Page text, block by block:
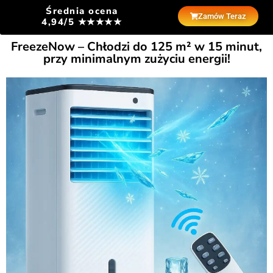
Średnia ocena
4,94/5 ★★★★★
Zamów Teraz
FreezeNow – Chłodzi do 125 m² w 15 minut,
przy minimalnym zużyciu energii!